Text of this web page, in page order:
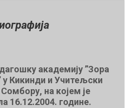
академију ”Зора
у Кикинди и Учитељски
на којем је
16.12.2004. године.